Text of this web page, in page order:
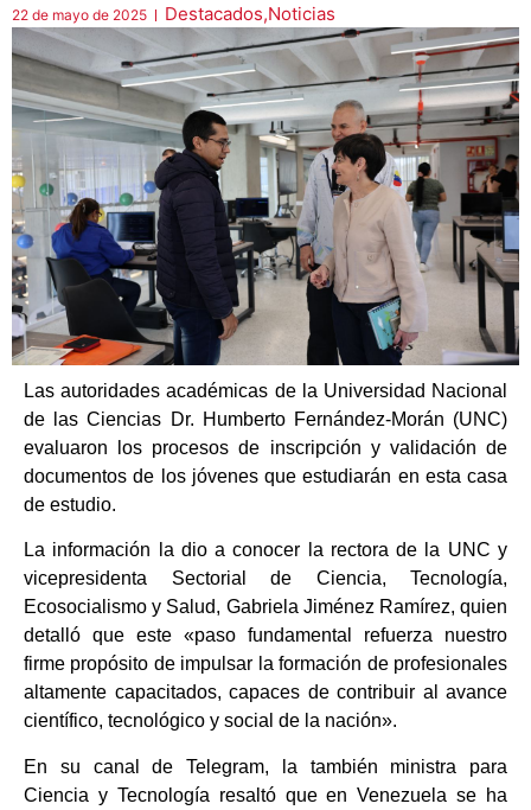
22 de mayo de 2025 Destacados,Noticias
Las autoridades académicas de la Universidad Nacional
de las Ciencias Dr. Humberto Fernández-Morán (UNC)
evaluaron los procesos de inscripción y validación de
documentos de los jóvenes que estudiarán en esta casa
de estudio.
La información la dio a conocer la rectora de la UNC y
vicepresidenta Sectorial de Ciencia, Tecnología,
Ecosocialismo y Salud, Gabriela Jiménez Ramírez, quien
detalló que este «paso fundamental refuerza nuestro
firme propósito de impulsar la formación de profesionales
altamente capacitados, capaces de contribuir al avance
científico, tecnológico y social de la nación».
En su canal de Telegram, la también ministra para
Ciencia y Tecnología resaltó que en Venezuela se ha